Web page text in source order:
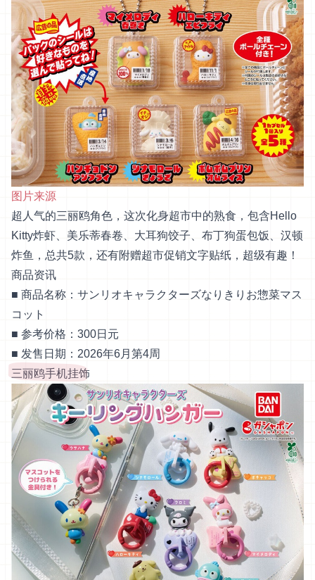
图片来源
超人气的三丽鸥角色，这次化身超市中的熟食，包含Hello
Kitty炸虾、美乐蒂春卷、大耳狗饺子、布丁狗蛋包饭、汉顿
炸鱼，总共5款，还有附赠超市促销文字贴纸，超级有趣！
商品资讯
■ 商品名称：サンリオキャラクターズなりきりお惣菜マス
コット
■ 参考价格：300日元
■ 发售日期：2026年6月第4周
三丽鸥手机挂饰